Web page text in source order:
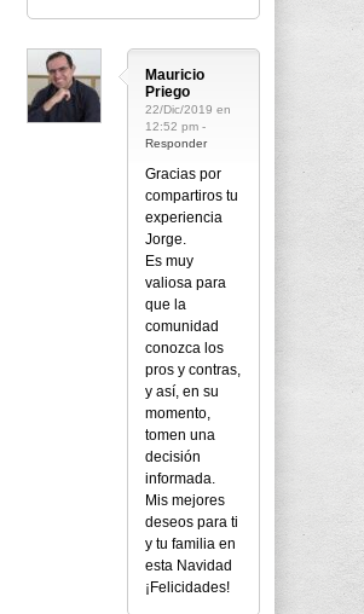
Mauricio
Priego
22/Dic/2019 en
12:52 pm -
Responder
Gracias por
compartiros tu
experiencia
Jorge.
Es muy
valiosa para
que la
comunidad
conozca los
pros y contras,
y así, en su
momento,
tomen una
decisión
informada.
Mis mejores
deseos para ti
y tu familia en
esta Navidad
¡Felicidades!